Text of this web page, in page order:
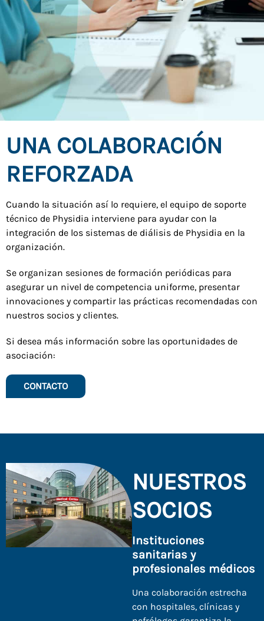
UNA COLABORACIÓN
REFORZADA
Cuando la situación así lo requiere, el equipo de soporte
técnico de Physidia interviene para ayudar con la
integración de los sistemas de diálisis de Physidia en la
organización.
Se organizan sesiones de formación periódicas para
asegurar un nivel de competencia uniforme, presentar
innovaciones y compartir las prácticas recomendadas con
nuestros socios y clientes.
Si desea más información sobre las oportunidades de
asociación:
CONTACTO
NUESTROS
SOCIOS
Instituciones
sanitarias y
profesionales médicos
Una colaboración estrecha
con hospitales, clínicas y